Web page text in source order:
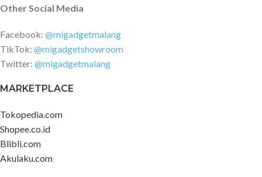
Other Social Media
Facebook: @migadgetmalang
TikTok: @migadgetshowroom
Twitter: @migadgetmalang
MARKETPLACE
Tokopedia.com
Shopee.co.id
Blibli.com
Akulaku.com